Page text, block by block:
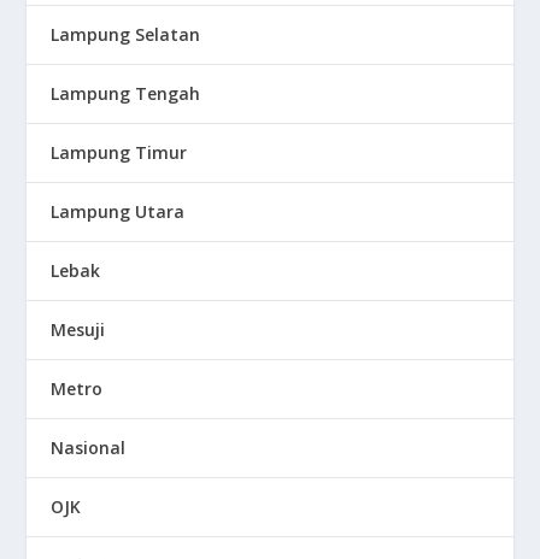
Lampung Selatan
Lampung Tengah
Lampung Timur
Lampung Utara
Lebak
Mesuji
Metro
Nasional
OJK